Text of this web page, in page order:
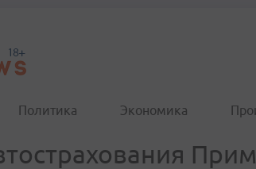
Политика Экономика